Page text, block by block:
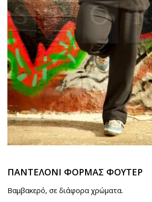
ΠΑΝΤΕΛΟΝΙ ΦΟΡΜΑΣ ΦΟΥΤΕΡ
Βαμβακερό, σε διάφορα χρώματα.